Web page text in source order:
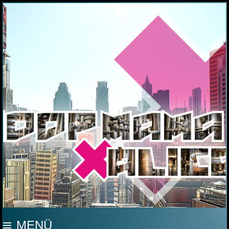
MOOP MAMA
MENÜ